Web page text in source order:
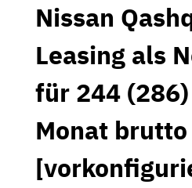
Nissan
Leasing als
für 244
Monat brutto